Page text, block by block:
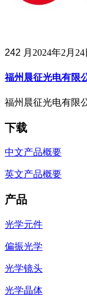
242 月 2024年2月24
福州晨征光电有限
福州晨征光电有限
下载
中文产品概要
英文产品概要
产品
光学元件
偏振光学
光学镜头
光学晶体